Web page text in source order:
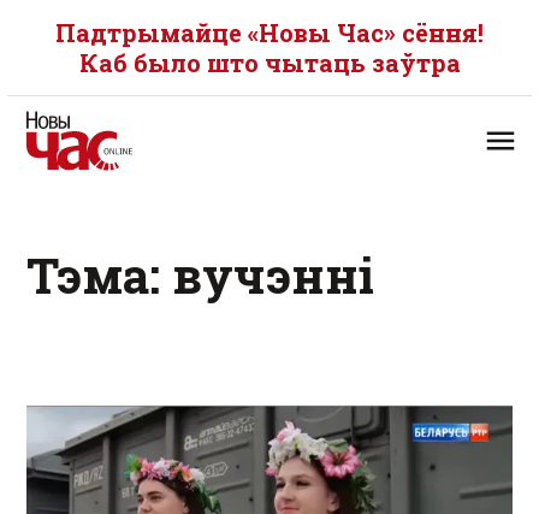
Падтрымайце «Новы Час» сёння!
Каб было што чытаць заўтра
Тэма: вучэнні